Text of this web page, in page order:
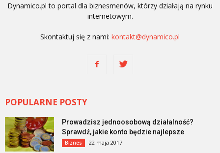
Dynamico.pl to portal dla biznesmenów, którzy działają na rynku
internetowym.
Skontaktuj się z nami: kontakt@dynamico.pl
POPULARNE POSTY
Prowadzisz jednoosobową działalność?
Sprawdź, jakie konto będzie najlepsze
Biznes 22 maja 2017